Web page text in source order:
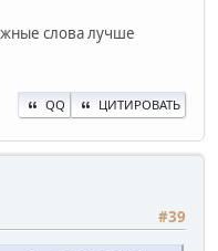
слова лучше
QQ ЦИТИРОВАТЬ
#39